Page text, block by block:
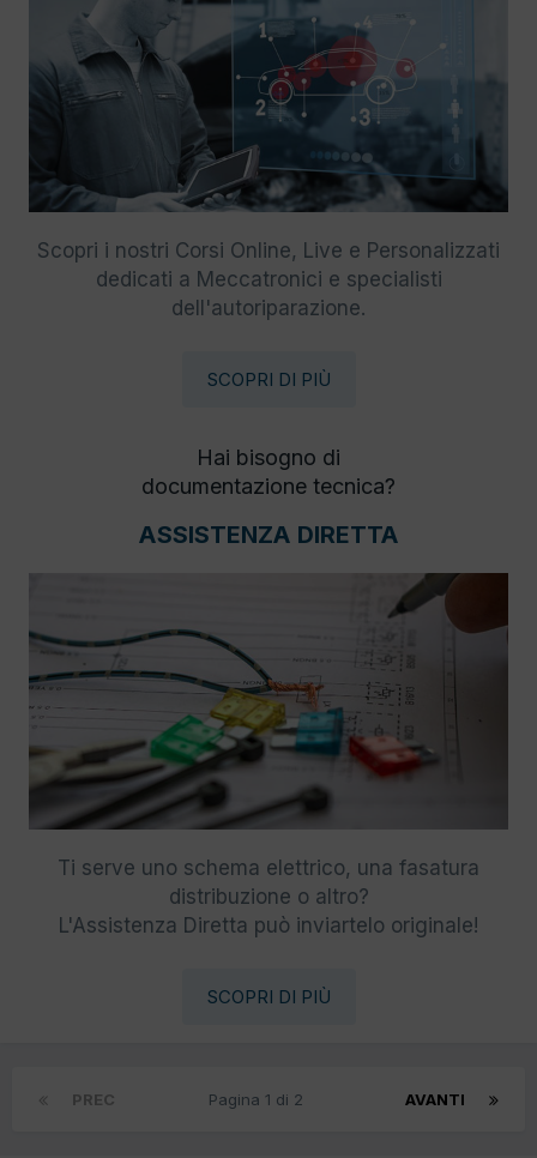
Scopri i nostri Corsi Online, Live e Personalizzati
dedicati a Meccatronici e specialisti
dell'autoriparazione.
SCOPRI DI PIÙ
Hai bisogno di
documentazione tecnica?
ASSISTENZA DIRETTA
Ti serve uno schema elettrico, una fasatura
distribuzione o altro?
L'Assistenza Diretta può inviartelo originale!
SCOPRI DI PIÙ
PREC AVANTI
Pagina 1 di 2